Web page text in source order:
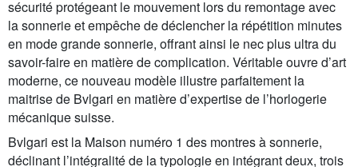
sécurité protégeant le mouvement lors du remontage avec
la sonnerie et empêche de déclencher la répétition minutes
en mode grande sonnerie, offrant ainsi le nec plus ultra du
savoir-faire en matière de complication. Véritable ouvre d’art
moderne, ce nouveau modèle illustre parfaitement la
maitrise de Bvlgari en matière d’expertise de l’horlogerie
mécanique suisse.
Bvlgari est la Maison numéro 1 des montres à sonnerie,
déclinant l’intégralité de la typologie en intégrant deux, trois